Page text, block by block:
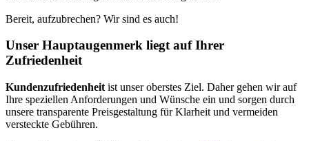
Bereit, aufzubrechen? Wir sind es auch!
Unser Hauptaugenmerk liegt auf Ihrer
Zufriedenheit
Kundenzufriedenheit ist unser oberstes Ziel. Daher gehen wir auf
Ihre speziellen Anforderungen und Wünsche ein und sorgen durch
unsere transparente Preisgestaltung für Klarheit und vermeiden
versteckte Gebühren.